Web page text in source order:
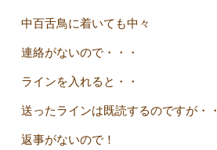
中百舌鳥に着いても中々
連絡がないので・・・
ラインを入れると・・
送ったラインは既読するのですが・・
返事がないので！